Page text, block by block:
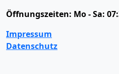
Öffnungszeiten: Mo - Sa:
Impressum
Datenschutz